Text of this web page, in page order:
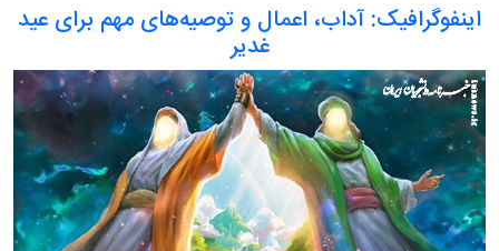
اینفوگرافیک: آداب، اعمال و توصیه‌های مهم برای عید
غدیر